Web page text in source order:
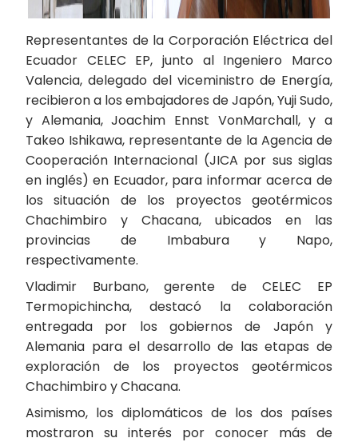
Representantes de la Corporación Eléctrica del
Ecuador CELEC EP, junto al Ingeniero Marco
Valencia, delegado del viceministro de Energía,
recibieron a los embajadores de Japón, Yuji Sudo,
y Alemania, Joachim Ennst VonMarchall, y a
Takeo Ishikawa, representante de la Agencia de
Cooperación Internacional (JICA por sus siglas
en inglés) en Ecuador, para informar acerca de
los situación de los proyectos geotérmicos
Chachimbiro y Chacana, ubicados en las
provincias de Imbabura y Napo,
respectivamente.
Vladimir Burbano, gerente de CELEC EP
Termopichincha, destacó la colaboración
entregada por los gobiernos de Japón y
Alemania para el desarrollo de las etapas de
exploración de los proyectos geotérmicos
Chachimbiro y Chacana.
Asimismo, los diplomáticos de los dos países
mostraron su interés por conocer más de